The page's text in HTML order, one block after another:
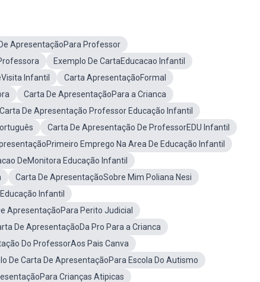
ApresentaçãoPara Professor
Exemplo De CartaEducacao Infantil
Infantil
Carta ApresentaçãoFormal
Carta De ApresentaçãoPara a Crianca
De Apresentação Professor Educação Infantil
Carta De Apresentação De ProfessorEDU Infantil
Emprego Na Area De Educação Infantil
DeMonitora Educação Infantil
Carta De ApresentaçãoSobre Mim Poliana Nesi
Infantil
ApresentaçãoPara Perito Judicial
De ApresentaçãoDa Pro Para a Crianca
Do ProfessorAos Pais Canva
De Carta De ApresentaçãoPara Escola Do Autismo
Crianças Atipicas